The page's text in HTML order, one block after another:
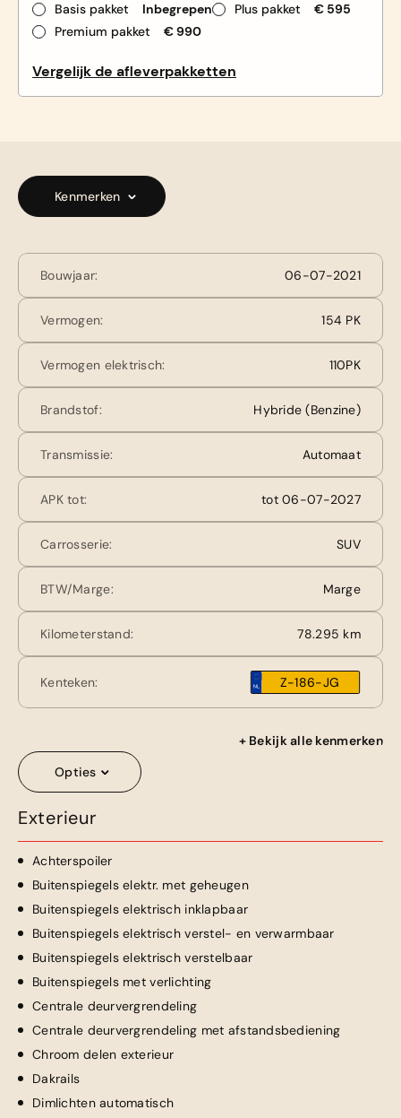
Basis pakket Inbegrepen Plus pakket
€ 595
Premium pakket
€ 990
Vergelijk de afleverpakketten
Kenmerken
Bouwjaar: 06-07-2021
Vermogen: 154 PK
Vermogen elektrisch: 110PK
Brandstof: Hybride (Benzine)
Transmissie: Automaat
APK tot: tot 06-07-2027
Carrosserie: SUV
BTW/Marge: Marge
Kilometerstand: 78.295 km
Kenteken: Z-186-JG
+ Bekijk alle kenmerken
Opties
Exterieur
Achterspoiler
Buitenspiegels elektr. met geheugen
Buitenspiegels elektrisch inklapbaar
Buitenspiegels elektrisch verstel- en verwarmbaar
Buitenspiegels elektrisch verstelbaar
Buitenspiegels met verlichting
Centrale deurvergrendeling
Centrale deurvergrendeling met afstandsbediening
Chroom delen exterieur
Dakrails
Dimlichten automatisch